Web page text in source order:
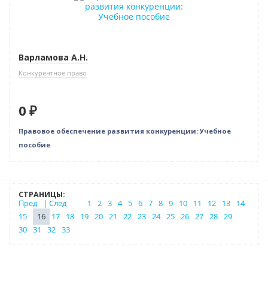
Варламова А.Н.
Конкурентное право
0 ₽
Правовое обеспечение развития конкуренции: Учебное
пособие
СТРАНИЦЫ:
Пред
| След 1 2 3 4 5 6 7 8 9 10 11 12 13
14
15
16 17 18 19 20 21 22 23 24 25 26 27 28 29
30 31 32 33